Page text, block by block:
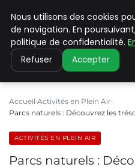
PILAT
Accueil Activités en Plein Air
Parcs naturels : Découvrez les
ACTIVITÉS EN PLEIN AIR
Parcs naturels :
Nous utilisons des cookies
de navigation. En
politique de confidentialité.
Refuser Accepter